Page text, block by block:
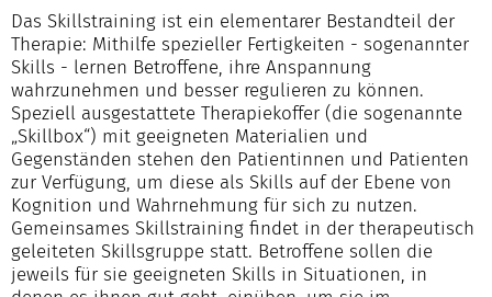
Das Skillstraining ist ein elementarer Bestandteil der
Therapie: Mithilfe spezieller Fertigkeiten - sogenannter
Skills - lernen Betroffene, ihre Anspannung
wahrzunehmen und besser regulieren zu können.
Speziell ausgestattete Therapiekoffer (die sogenannte
„Skillbox“) mit geeigneten Materialien und
Gegenständen stehen den Patientinnen und Patienten
zur Verfügung, um diese als Skills auf der Ebene von
Kognition und Wahrnehmung für sich zu nutzen.
Gemeinsames Skillstraining findet in der therapeutisch
geleiteten Skillsgruppe statt. Betroffene sollen die
jeweils für sie geeigneten Skills in Situationen, in